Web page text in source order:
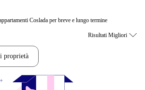
Coslada per breve e lungo termine
proprietà